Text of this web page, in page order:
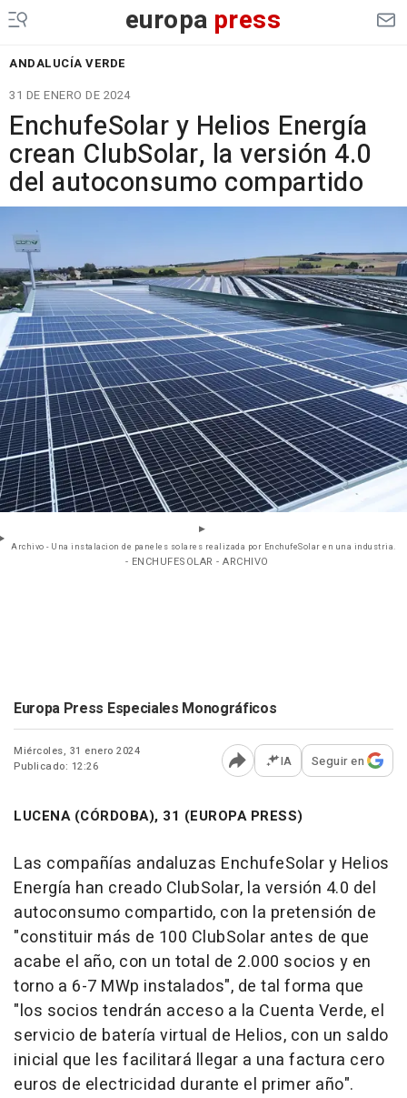
europa press
ANDALUCÍA VERDE
31 DE ENERO DE 2024
EnchufeSolar y Helios Energía
crean ClubSolar, la versión 4.0
del autoconsumo compartido
Archivo - Una instalacion de paneles solares realizada por EnchufeSolar en una industria.
- ENCHUFESOLAR - ARCHIVO
Europa Press Especiales Monográficos
Miércoles, 31 enero 2024
Publicado: 12:26
Abrir opciones para
IA Seguir en
LUCENA (CÓRDOBA), 31 (EUROPA PRESS)
Las compañías andaluzas EnchufeSolar y Helios
Energía han creado ClubSolar, la versión 4.0 del
autoconsumo compartido, con la pretensión de
"constituir más de 100 ClubSolar antes de que
acabe el año, con un total de 2.000 socios y en
torno a 6-7 MWp instalados", de tal forma que
"los socios tendrán acceso a la Cuenta Verde, el
servicio de batería virtual de Helios, con un saldo
inicial que les facilitará llegar a una factura cero
euros de electricidad durante el primer año".